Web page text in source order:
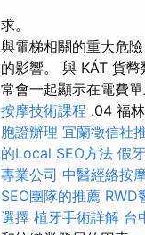
求。
與電梯相關的重大危
的影響。 與 KÁT 貨
常會一起顯示在電費
按摩技術課程 .04 福
胞證辦理 宜蘭徵信社
的Local SEO方法 假
專業公司 中醫經絡按
SEO團隊的推薦 RWD
選擇 植牙手術詳解 台